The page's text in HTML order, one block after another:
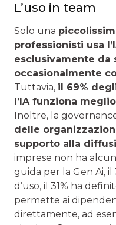
L’uso in team
Solo una
professionisti usa
esclusivamente da
occasionalmente
Tuttavia, il 69%
l’IA funziona
Inoltre, la
delle
supporto alla
imprese non ha
guida per la Gen Ai,
d’uso, il 31% ha
permette ai
direttamente, ad